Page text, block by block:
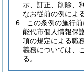
示、訂正、削除、
なお従前の例による
6
この条例の施行
能代市個人情報保
項の規定による職
義務については、
る。